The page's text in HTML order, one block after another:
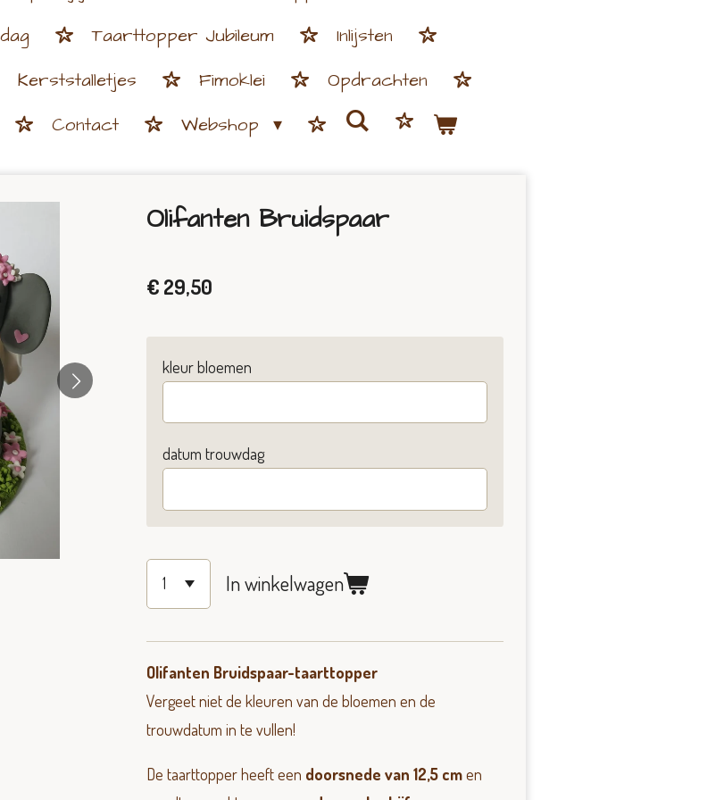
Taarttopper Jubileum
Inlijsten
Kerststalletjes Fimoklei
Opdrachten
Contact Webshop
Olifanten Bruidspaar
€ 29,50
kleur bloemen
datum trouwdag
In winkelwagen
Olifanten Bruidspaar-taarttopper
Vergeet niet de kleuren van de bloemen en de
trouwdatum in te vullen!
De taarttopper heeft een doorsnede van 12,5 cmen